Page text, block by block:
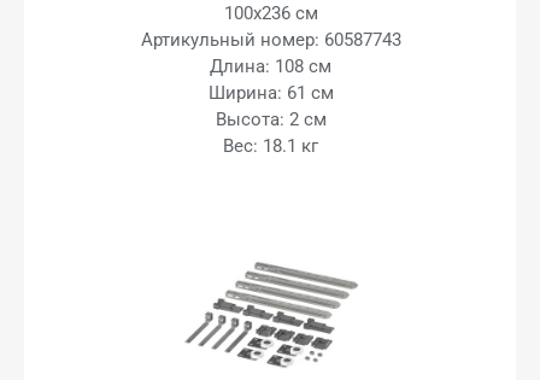
100x236 см
Артикульный номер: 60587743
Длина: 108 см
Ширина: 61 см
Высота: 2 см
Вес: 18.1 кг